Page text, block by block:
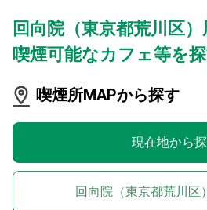
回向院（東京都荒川区）
喫煙可能なカフェ等を
喫煙所MAPから探す
現在地から
回向院（東京都荒川区